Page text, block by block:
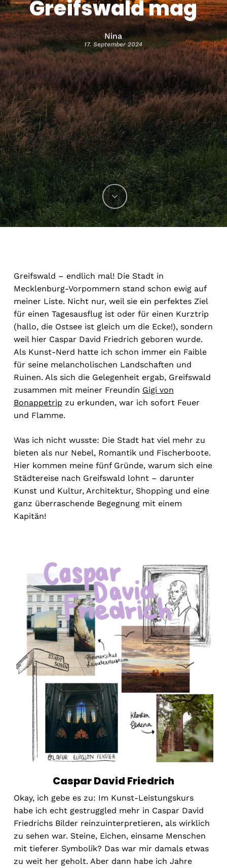
Greifswald mag
Nina
17. September 2024
Greifswald – endlich mal! Die Stadt in
Mecklenburg-Vorpommern stand schon ewig auf
meiner Liste. Nicht nur, weil sie ein perfektes Ziel
für einen Tagesausflug ist oder für einen Kurztrip
(hallo, die Ostsee ist gleich um die Ecke!), sondern
weil hier Caspar David Friedrich geboren wurde.
Als Kunst-Nerd hatte ich schon immer ein Faible
für seine melancholischen Landschaften und
Ruinen. Als sich die Gelegenheit ergab, Greifswald
zusammen mit meiner Freundin Gigi von
Bonappetrip zu erkunden, war ich sofort Feuer
und Flamme.
Was ich nicht wusste: Die Stadt hat viel mehr zu
bieten als nur Nebel, Romantik und Fischerboote.
Hier kommen meine fünf Gründe, warum sich eine
Städtereise nach Greifswald lohnt – darunter
Kunst und Kultur, Architektur, Shopping und eine
ganz überraschende Begegnung mit einem
Kapitän!
Caspar David Friedrich
Okay, ich gebe es zu: Im Kunst-Leistungskurs
habe ich echt gestruggled mehr in Caspar David
Friedrichs Bilder reinzuinterpretieren, als wirklich
zu sehen war. Steine, Eichen, einsame Menschen
mit tieferer Symbolik? Das war mir damals etwas
zu weit her geholt. Aber dann habe ich Jahre